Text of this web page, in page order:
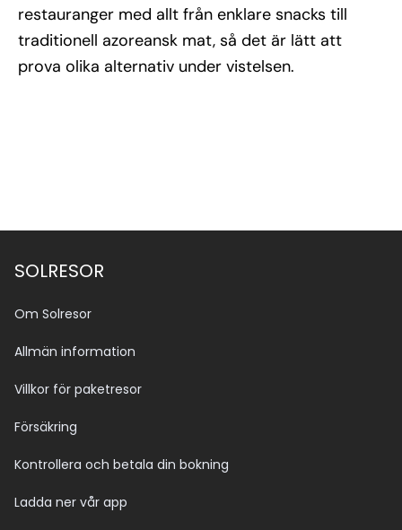
restauranger med allt från enklare snacks till
traditionell azoreansk mat, så det är lätt att
prova olika alternativ under vistelsen.
SOLRESOR
Om Solresor
Allmän information
Villkor för paketresor
Försäkring
Kontrollera och betala din bokning
Ladda ner vår app